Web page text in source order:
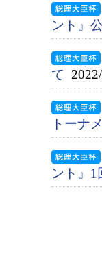
ント』
て
トーナ
ント』1